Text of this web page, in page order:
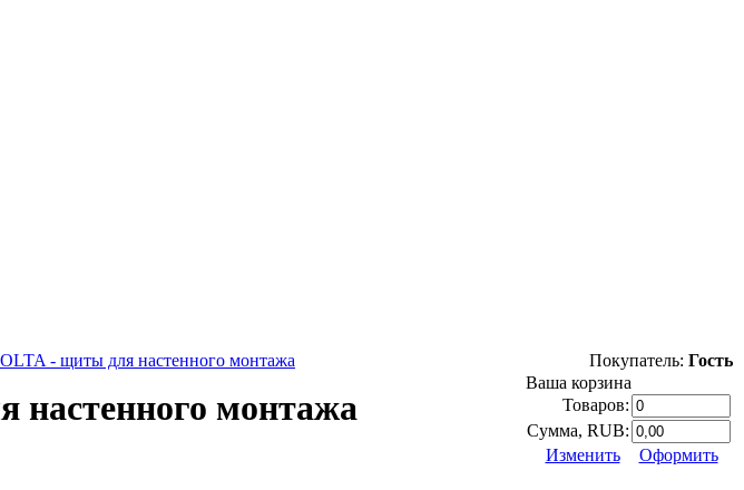
- щиты для настенного монтажа Покупатель: Гость
настенного монтажа
Ваша корзина
Товаров:
Сумма, RUB:
Изменить
Оформить